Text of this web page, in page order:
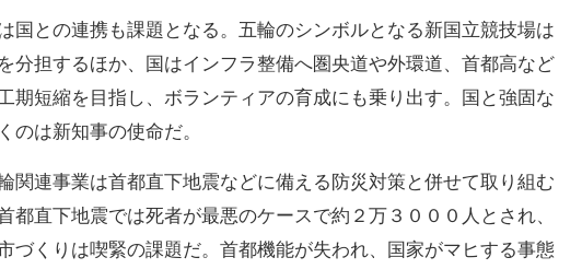
国との連携も課題となる。五輪のシンボルとなる新国立競技場は
分担するほか、国はインフラ整備へ圏央道や外環道、首都高など
期短縮を目指し、ボランティアの育成にも乗り出す。国と強固な
のは新知事の使命だ。
関連事業は首都直下地震などに備える防災対策と併せて取り組む
都直下地震では死者が最悪のケースで約２万３０００人とされ、
づくりは喫緊の課題だ。首都機能が失われ、国家がマヒする事態